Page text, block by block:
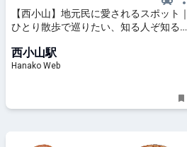
【西小山】地元民に愛されるスポット｜
ひとり散歩で巡りたい、知る人ぞ知るお
西小山駅
Hanako Web